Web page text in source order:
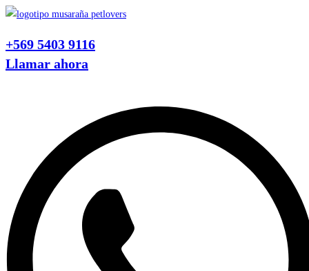
Ir
contenido
+569 5403 9116
Llamar ahora